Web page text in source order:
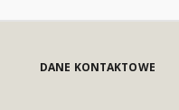
DANE KONTAKTOWE